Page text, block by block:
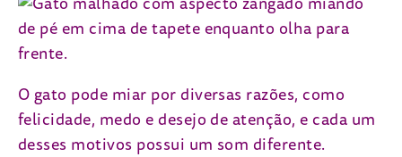
O gato pode miar por diversas razões, como
felicidade, medo e desejo de atenção, e cada um
desses motivos possui um som diferente.